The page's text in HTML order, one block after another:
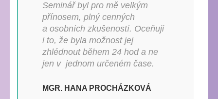
Seminář byl pro mě velkým
přínosem, plný cenných
a osobních zkušeností. Oceňuji
i to, že byla možnost jej
zhlédnout během 24 hod a ne
jen v jednom určeném čase.
MGR. HANA PROCHÁZKOVÁ